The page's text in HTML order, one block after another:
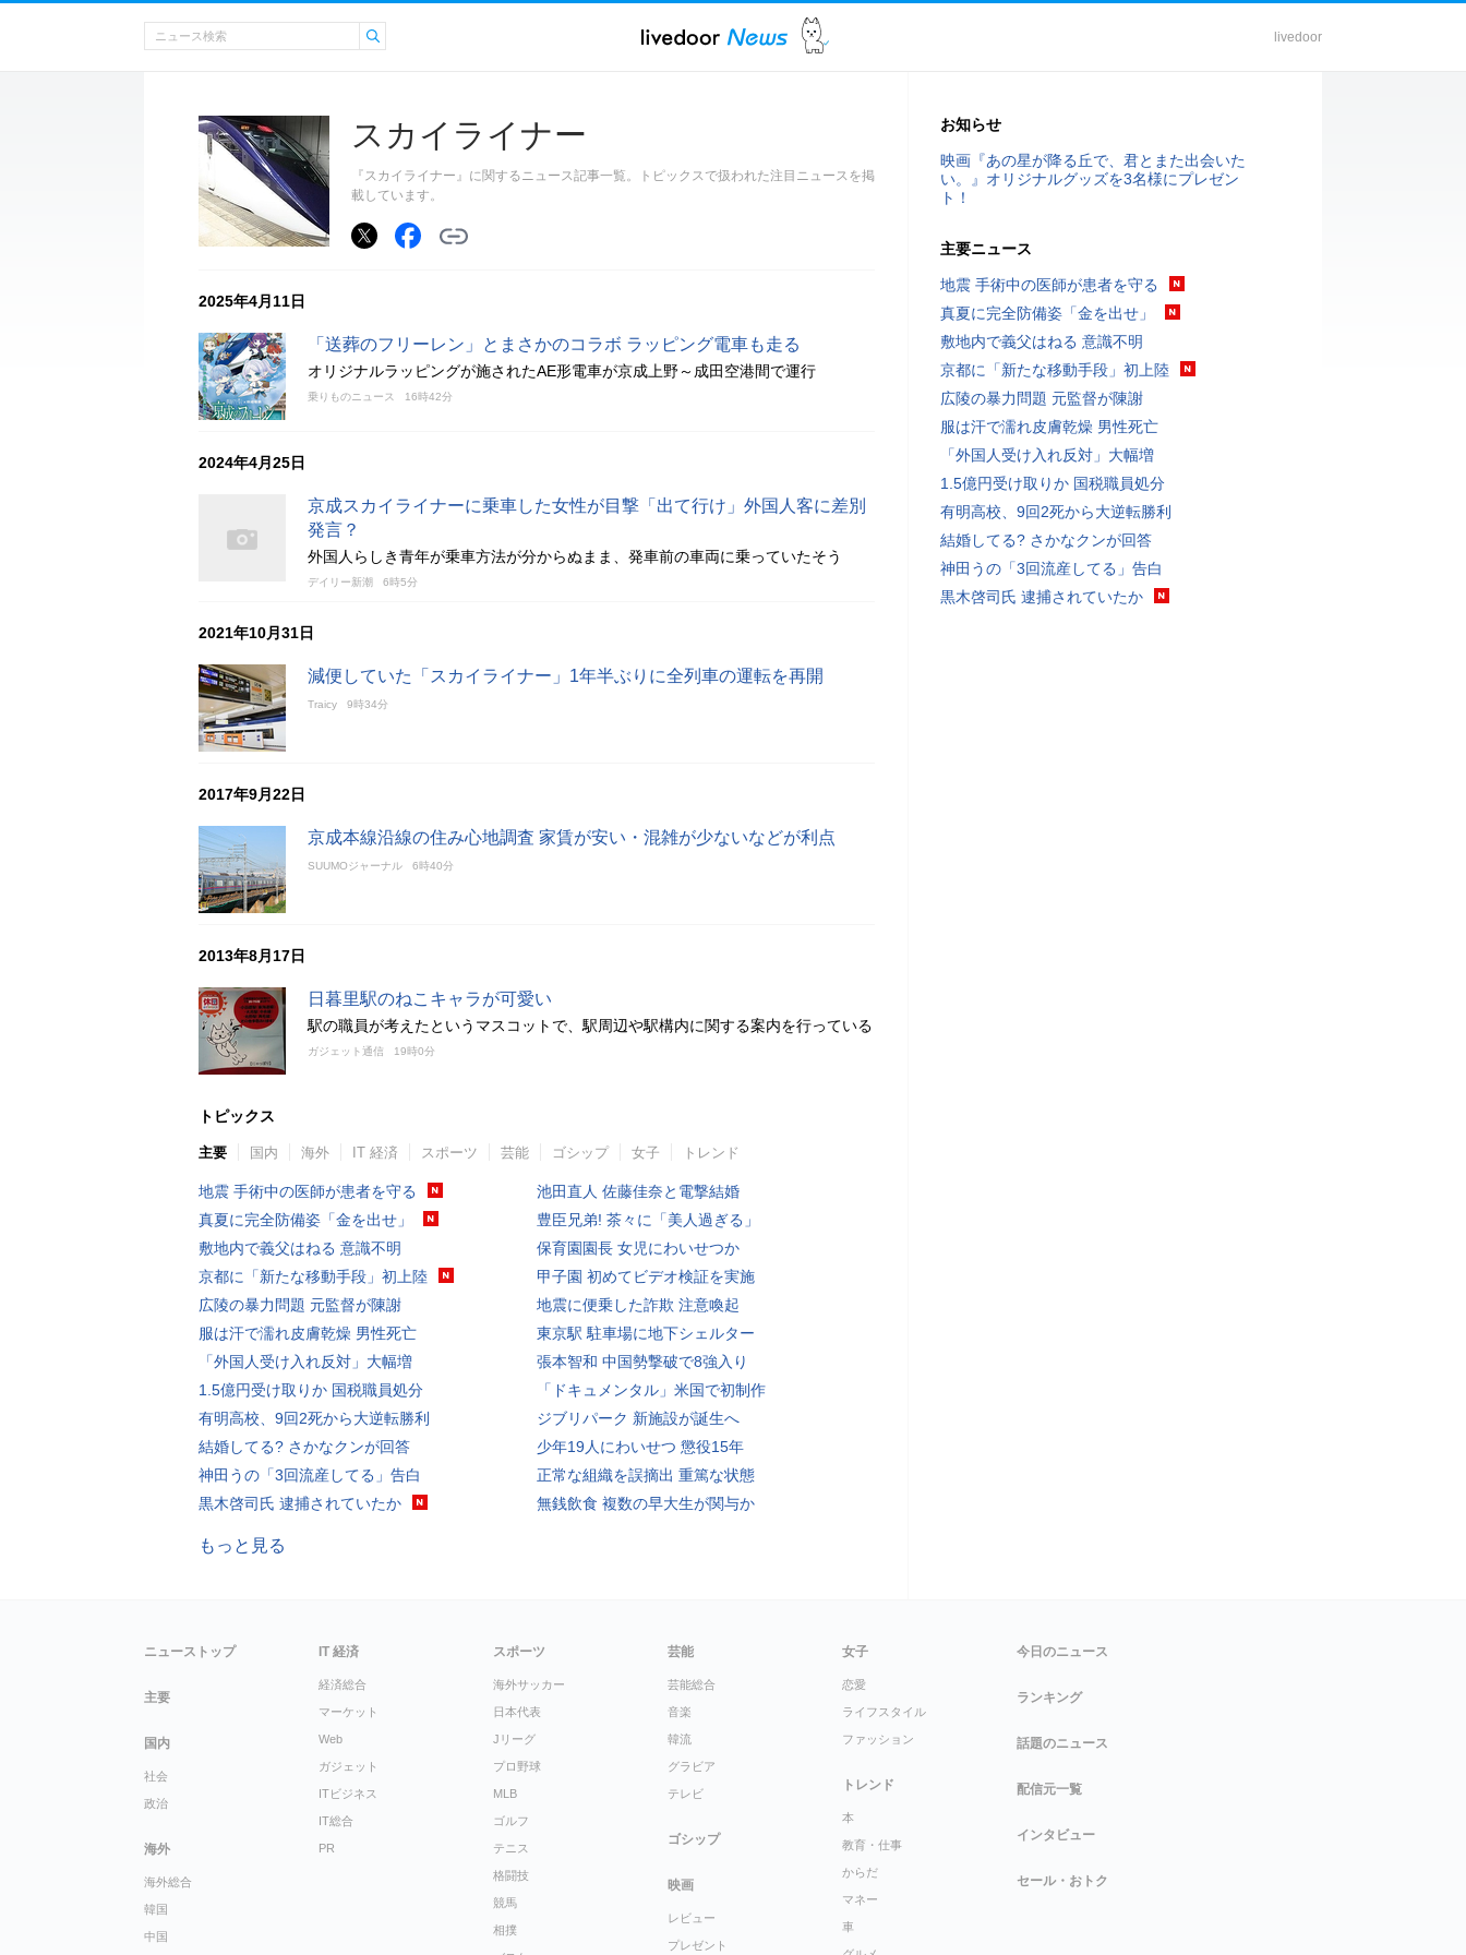
livedoor
スカイライナー
『スカイライナー』に関するニュース記事一覧。トピックスで扱われた注目ニュースを掲
載しています。
2025年4月11日
「送葬のフリーレン」とまさかのコラボ ラッピング電車も走る
オリジナルラッピングが施されたAE形電車が京成上野～成田空港間で運行
乗りものニュース 16時42分
2024年4月25日
京成スカイライナーに乗車した女性が目撃「出て行け」外国人客に差別
発言？
外国人らしき青年が乗車方法が分からぬまま、発車前の車両に乗っていたそう
デイリー新潮 6時5分
2021年10月31日
減便していた「スカイライナー」1年半ぶりに全列車の運転を再開
Traicy 9時34分
2017年9月22日
京成本線沿線の住み心地調査 家賃が安い・混雑が少ないなどが利点
SUUMOジャーナル 6時40分
2013年8月17日
日暮里駅のねこキャラが可愛い
駅の職員が考えたというマスコットで、駅周辺や駅構内に関する案内を行っている
ガジェット通信 19時0分
トピックス
主要 国内 海外 IT 経済 スポーツ 芸能 ゴシップ 女子 トレンド
地震 手術中の医師が患者を守る
真夏に完全防備姿「金を出せ」
敷地内で義父はねる 意識不明
京都に「新たな移動手段」初上陸
広陵の暴力問題 元監督が陳謝
服は汗で濡れ皮膚乾燥 男性死亡
「外国人受け入れ反対」大幅増
1.5億円受け取りか 国税職員処分
有明高校、9回2死から大逆転勝利
結婚してる? さかなクンが回答
神田うの「3回流産してる」告白
黒木啓司氏 逮捕されていたか
池田直人 佐藤佳奈と電撃結婚
豊臣兄弟! 茶々に「美人過ぎる」
保育園園長 女児にわいせつか
甲子園 初めてビデオ検証を実施
地震に便乗した詐欺 注意喚起
東京駅 駐車場に地下シェルター
張本智和 中国勢撃破で8強入り
「ドキュメンタル」米国で初制作
ジブリパーク 新施設が誕生へ
少年19人にわいせつ 懲役15年
正常な組織を誤摘出 重篤な状態
無銭飲食 複数の早大生が関与か
もっと見る
お知らせ
映画『あの星が降る丘で、君とまた出会いた
い。』オリジナルグッズを3名様にプレゼン
ト！
主要ニュース
地震 手術中の医師が患者を守る
真夏に完全防備姿「金を出せ」
敷地内で義父はねる 意識不明
京都に「新たな移動手段」初上陸
広陵の暴力問題 元監督が陳謝
服は汗で濡れ皮膚乾燥 男性死亡
「外国人受け入れ反対」大幅増
1.5億円受け取りか 国税職員処分
有明高校、9回2死から大逆転勝利
結婚してる? さかなクンが回答
神田うの「3回流産してる」告白
黒木啓司氏 逮捕されていたか
ニューストップ
主要
国内
社会
政治
海外
海外総合
韓国
中国
IT 経済
経済総合
マーケット
Web
ガジェット
ITビジネス
IT総合
PR
スポーツ
海外サッカー
日本代表
Jリーグ
プロ野球
MLB
ゴルフ
テニス
格闘技
競馬
相撲
芸能
芸能総合
音楽
韓流
グラビア
テレビ
ゴシップ
映画
レビュー
プレゼント
女子
恋愛
ライフスタイル
ファッション
トレンド
本
教育・仕事
からだ
マネー
車
今日のニュース
ランキング
話題のニュース
配信元一覧
インタビュー
セール・おトク